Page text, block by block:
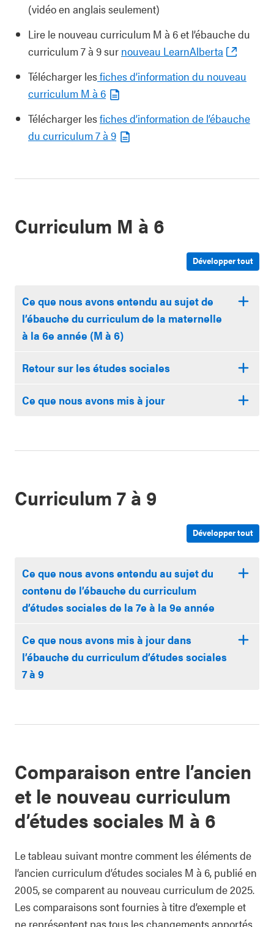
(vidéo en anglais seulement)
Lire le nouveau curriculum M à 6 et l’ébauche du
curriculum 7 à 9 sur nouveau LearnAlberta
Télécharger lesfiches d’information du nouveau
curriculum M à 6
Télécharger lesfiches d’information de l’ébauche
du curriculum 7 à 9
Curriculum M à 6
Développer tout
Ce que nous avons entendu au sujet de
l’ébauche du curriculum de la maternelle
à la 6e année (M à 6)
Retour sur les études sociales
Ce que nous avons mis à jour
Curriculum 7 à 9
Développer tout
Ce que nous avons entendu au sujet du
contenu de l’ébauche du curriculum
d’études sociales de la 7e à la 9e année
Ce que nous avons mis à jour dans
l’ébauche du curriculum d’études sociales
7 à 9
Comparaison entre l’ancien
et le nouveau curriculum
d’études sociales M à 6
Le tableau suivant montre comment les éléments de
l’ancien curriculum d’études sociales M à 6, publié en
2005, se comparent au nouveau curriculum de 2025.
Les comparaisons sont fournies à titre d’exemple et
ne représentent pas tous les changements apportés.